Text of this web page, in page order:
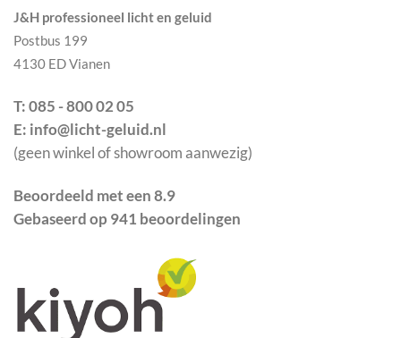
J&H professioneel licht en geluid
Postbus 199
4130 ED Vianen
T: 085 - 800 02 05
E: info@licht-geluid.nl
(geen winkel of showroom aanwezig)
Beoordeeld met een 8.9
Gebaseerd op 941 beoordelingen